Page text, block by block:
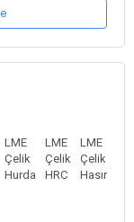
LME
Çelik
Hurda
LME
Çelik
HRC
LME
Çelik
Hasır